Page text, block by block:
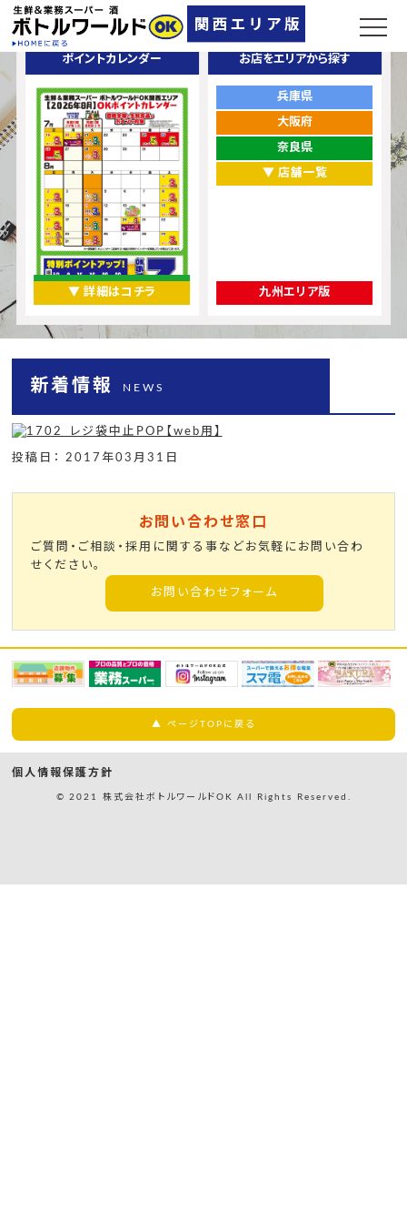
ポイントカレンダー
▼ 詳細はコチラ
お店をエリアから探す
兵庫県
大阪府
奈良県
▼ 店舗一覧
九州エリア版
新着情報 NEWS
投稿日： 2017年03月31日
お問い合わせ窓口
ご質問・ご相談・採用に関する事などお気軽にお問い合わ
せください。
お問い合わせフォーム
▲ ページTOPに戻る
個人情報保護方針
© 2021 株式会社ボトルワールドOK All Rights Reserved.